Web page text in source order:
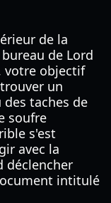
de la
de Lord
votre objectif
un
des taches de
soufre
s'est
avec la
déclencher
intitulé